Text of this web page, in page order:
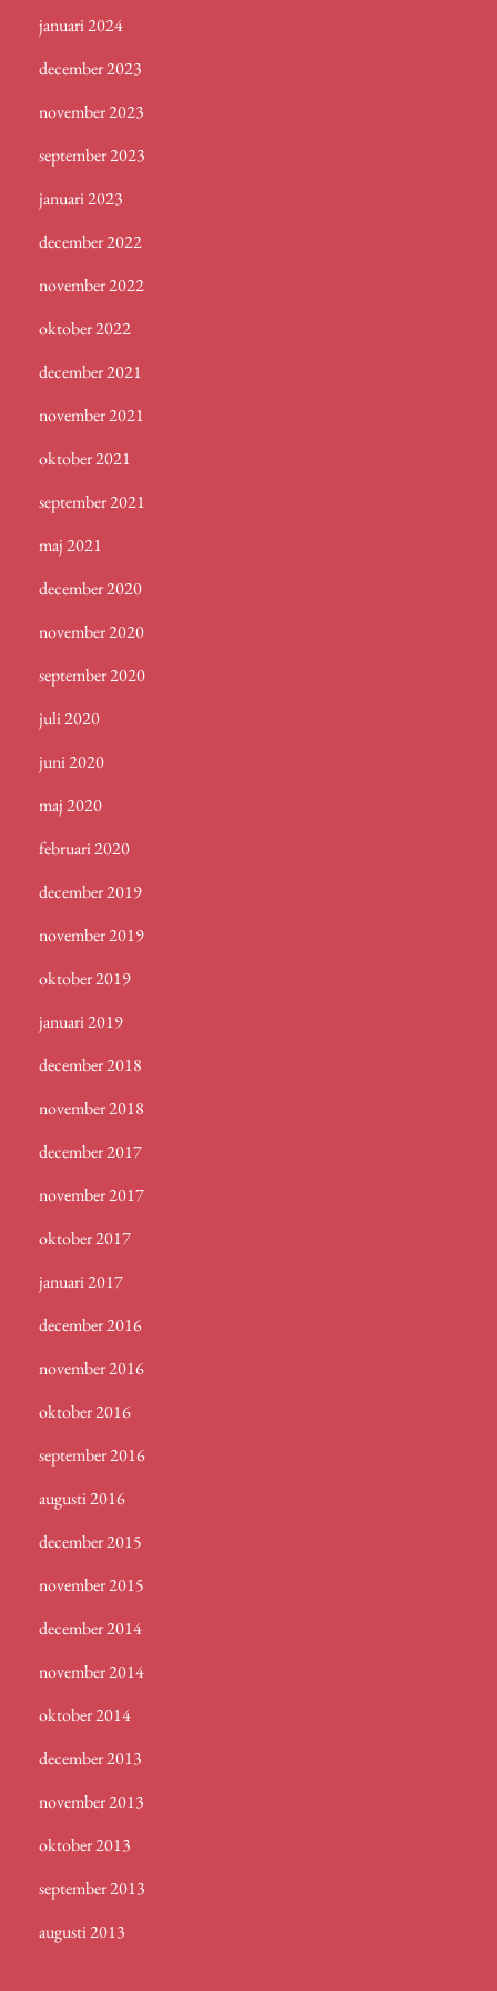
januari 2024
december 2023
november 2023
september 2023
januari 2023
december 2022
november 2022
oktober 2022
december 2021
november 2021
oktober 2021
september 2021
maj 2021
december 2020
november 2020
september 2020
juli 2020
juni 2020
maj 2020
februari 2020
december 2019
november 2019
oktober 2019
januari 2019
december 2018
november 2018
december 2017
november 2017
oktober 2017
januari 2017
december 2016
november 2016
oktober 2016
september 2016
augusti 2016
december 2015
november 2015
december 2014
november 2014
oktober 2014
december 2013
november 2013
oktober 2013
september 2013
augusti 2013